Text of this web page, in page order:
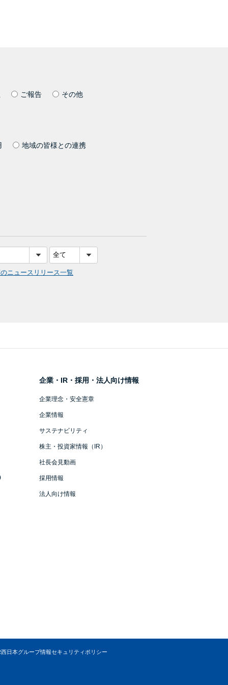
ご報告 その他
地域の皆様との連携
ニュースリリース一覧
企業・IR・採用・法人向け情報
企業理念・安全憲章
企業情報
サステナビリティ
株主・投資家情報（IR）
社長会見動画
採用情報
法人向け情報
日本グループ情報セキュリティポリシー